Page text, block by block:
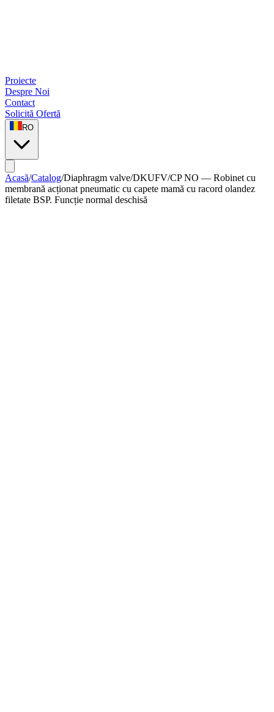
Proiecte
Despre Noi
Contact
Solicită Ofertă
RO
Acasă/Catalog/Diaphragm valve/DKUFV/CP NO — Robinet cu
membrană acționat pneumatic cu capete mamă cu racord olandez
filetate BSP. Funcție normal deschisă